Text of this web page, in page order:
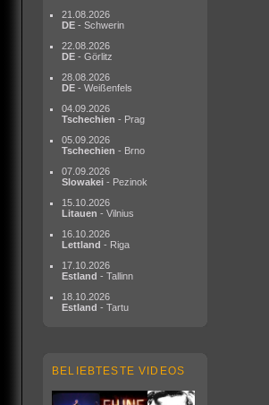
21.08.2026
DE - Schwerin
22.08.2026
DE - Görlitz
28.08.2026
DE - Weißenfels
04.09.2026
Tschechien - Prag
05.09.2026
Tschechien - Brno
07.09.2026
Slowakei - Pezinok
15.10.2026
Litauen - Vilnius
16.10.2026
Lettland - Riga
17.10.2026
Estland - Tallinn
18.10.2026
Estland - Tartu
BELIEBTESTE VIDEOS